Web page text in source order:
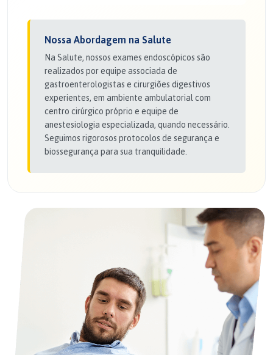
Nossa Abordagem na Salute
Na Salute, nossos exames endoscópicos são
realizados por equipe associada de
gastroenterologistas e cirurgiões digestivos
experientes, em ambiente ambulatorial com
centro cirúrgico próprio e equipe de
anestesiologia especializada, quando necessário.
Seguimos rigorosos protocolos de segurança e
biossegurança para sua tranquilidade.